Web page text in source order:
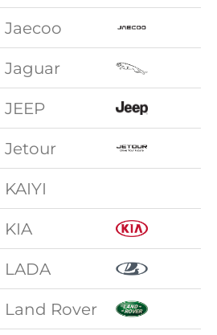
Jaecoo
Jaguar
JEEP
Jetour
KAIYI
KIA
LADA
Land Rover